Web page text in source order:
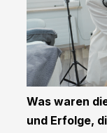
Was waren
und Erfolge,